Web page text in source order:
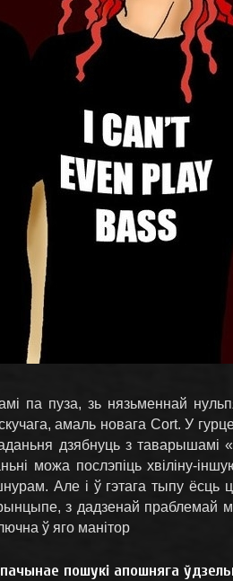
па пуза, зь нязьменнай
амаль новага Сort. У
дзябнуць з таварышамі
можа послэпіць хвіліну-
Але і ў гэтага тыпу
з дадзенай
ў яго манітор
пошукі апошняга